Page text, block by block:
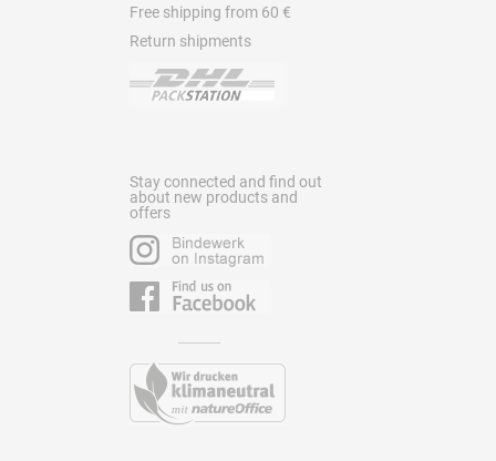
Free shipping from 60 €
Return shipments
Stay connected and find out
about new products and
offers